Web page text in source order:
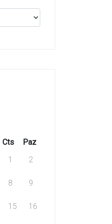
Cts
Paz
1
2
8 9
15 16